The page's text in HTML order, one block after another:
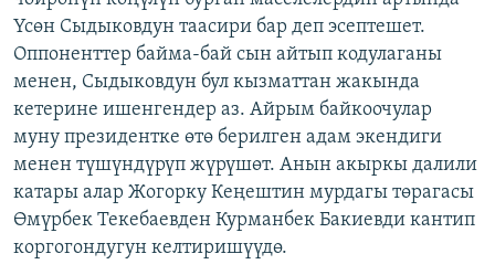
Үсөн Сыдыковдун таасири бар деп эсептешет.
Оппоненттер байма-бай сын айтып кодулаганы
менен, Сыдыковдун бул кызматтан жакында
кетерине ишенгендер аз. Айрым байкоочулар
муну президентке өтө берилген адам экендиги
менен түшүндүрүп жүрүшөт. Анын акыркы далили
катары алар Жогорку Кеңештин мурдагы төрагасы
Өмүрбек Текебаевден Курманбек Бакиевди кантип
коргогондугун келтиришүүдө.